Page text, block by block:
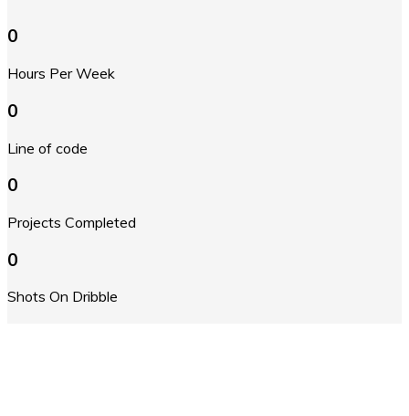
0
Hours Per Week
0
Line of code
0
Projects Completed
0
Shots On Dribble